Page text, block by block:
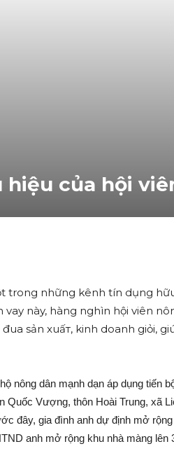
của hội
trong những kênh tín dụng
vay này, hàng nghìn hội viên
sản xuấ‌т, kinh doanh giỏi,
nông dân mạnh dạn áp dụng tiến
Vượng, thôn Hoài Trung, xã
đây, gia đình anh dự định mở
anh mở rộng khu nhà màng lên